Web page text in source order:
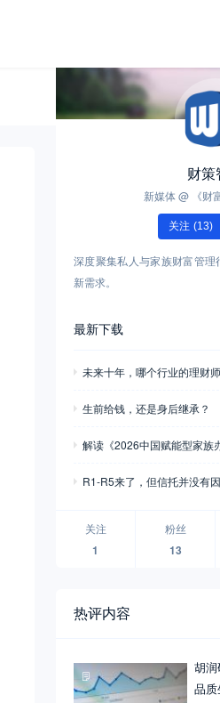
财策
新媒体 @ 《财
关注 (13)
深度聚集私人与家族财富管
新需求。
最新下载
未来十年，哪个行业的理财
生前给钱，还是身后继承？
解读《2026中国赋能型家族
R1-R5来了，但信托并没有
关注
1
粉丝
13
热评内容
胡润
品质